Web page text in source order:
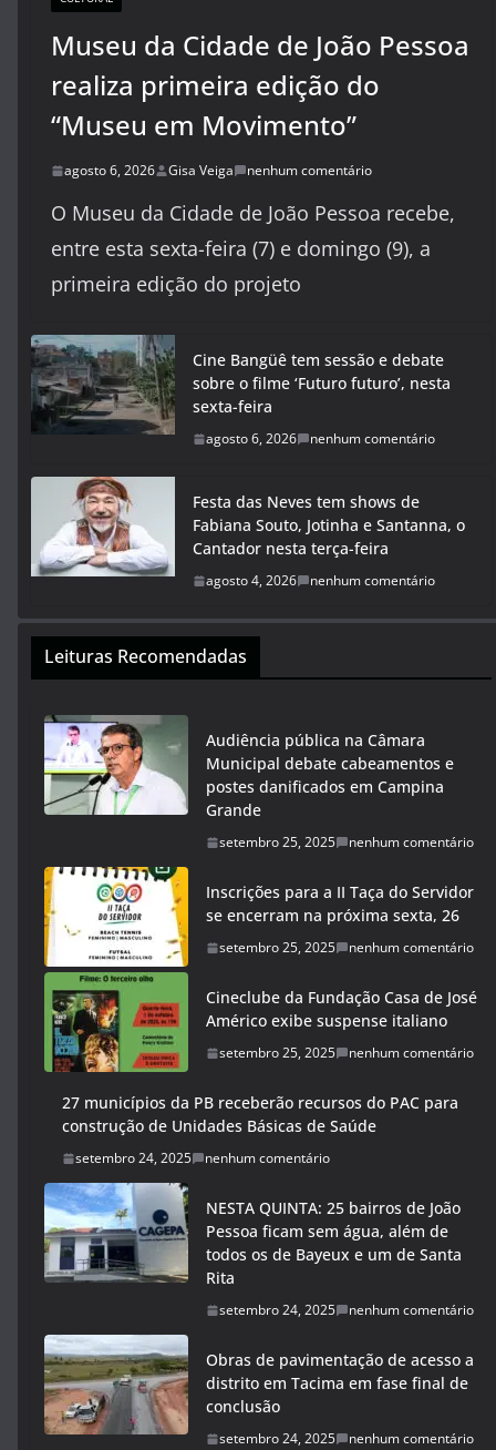
Museu da Cidade de João Pessoa
realiza primeira edição do
“Museu em Movimento”
agosto 6, 2026 Gisa Veiga nenhum comentário
O Museu da Cidade de João Pessoa recebe,
entre esta sexta-feira (7) e domingo (9), a
primeira edição do projeto
Cine Bangüê tem sessão e debate
sobre o filme ‘Futuro futuro’, nesta
sexta-feira
agosto 6, 2026 nenhum comentário
Festa das Neves tem shows de
Fabiana Souto, Jotinha e Santanna, o
Cantador nesta terça-feira
agosto 4, 2026 nenhum comentário
Leituras Recomendadas
Audiência pública na Câmara
Municipal debate cabeamentos e
postes danificados em Campina
Grande
setembro 25, 2025 nenhum comentário
Inscrições para a II Taça do Servidor
se encerram na próxima sexta, 26
setembro 25, 2025 nenhum comentário
Cineclube da Fundação Casa de José
Américo exibe suspense italiano
setembro 25, 2025 nenhum comentário
27 municípios da PB receberão recursos do PAC para
construção de Unidades Básicas de Saúde
setembro 24, 2025 nenhum comentário
NESTA QUINTA: 25 bairros de João
Pessoa ficam sem água, além de
todos os de Bayeux e um de Santa
Rita
setembro 24, 2025 nenhum comentário
Obras de pavimentação de acesso a
distrito em Tacima em fase final de
conclusão
setembro 24, 2025 nenhum comentário